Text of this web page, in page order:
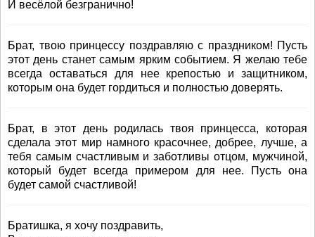
И весёлой безгранично!
Брат, твою принцессу поздравляю с праздником! Пусть
этот день станет самым ярким событием. Я желаю тебе
всегда оставаться для нее крепостью и защитником,
которым она будет гордиться и полностью доверять.
Брат, в этот день родилась твоя принцесса, которая
сделала этот мир намного красочнее, добрее, лучше, а
тебя самым счастливым и заботливы отцом, мужчиной,
который будет всегда примером для нее. Пусть она
будет самой счастливой!
Братишка, я хочу поздравить,